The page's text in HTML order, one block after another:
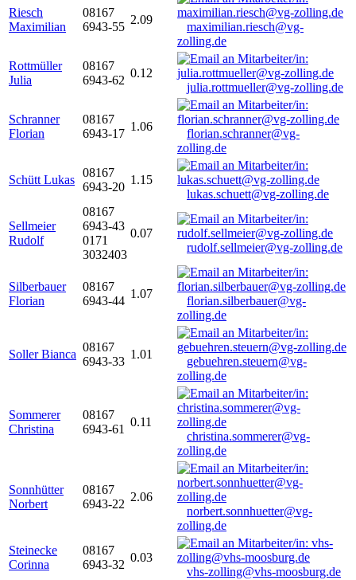
Riesch
Maximilian
08167
6943-55
2.09
maximilian.riesch@vg-
zolling.de
Rottmüller
Julia
08167
6943-62
0.12
julia.rottmueller@vg-zolling.de
Schranner
Florian
08167
6943-17
1.06
florian.schranner@vg-
zolling.de
Schütt Lukas
08167
6943-20
1.15
lukas.schuett@vg-zolling.de
Sellmeier
Rudolf
08167
6943-43
0171
3032403
0.07
rudolf.sellmeier@vg-zolling.de
Silberbauer
Florian
08167
6943-44
1.07
florian.silberbauer@vg-
zolling.de
Soller Bianca
08167
6943-33
1.01
gebuehren.steuern@vg-
zolling.de
Sommerer
Christina
08167
6943-61
0.11
christina.sommerer@vg-
zolling.de
Sonnhütter
Norbert
08167
6943-22
2.06
norbert.sonnhuetter@vg-
zolling.de
Steinecke
Corinna
08167
6943-32
0.03
vhs-zolling@vhs-moosburg.de